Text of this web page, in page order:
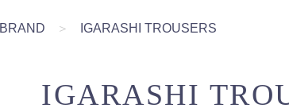
BRAND ＞ IGARASHI TROUSERS
IGARASHI